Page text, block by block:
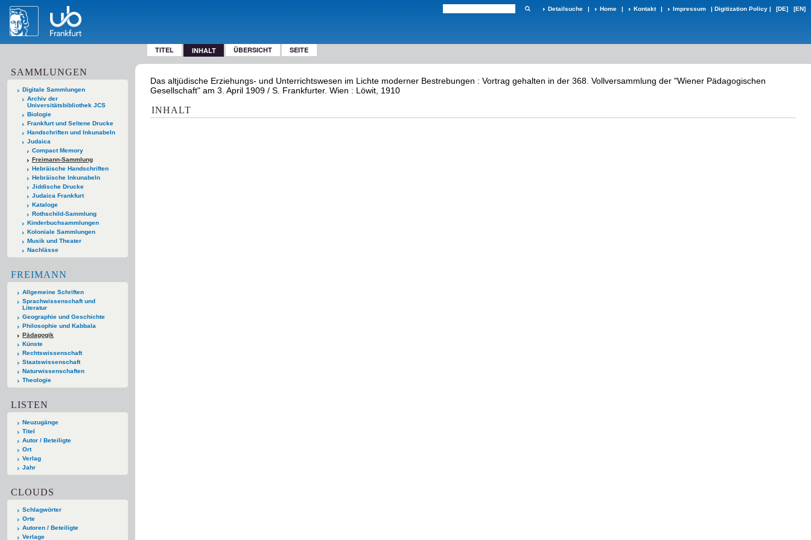
Detailsuche | Home | Kontakt | Impressum | Digitization Policy | [DE] [EN]
TITEL INHALT ÜBERSICHT SEITE
SAMMLUNGEN
Digitale Sammlungen
Archiv der
Universitätsbibliothek JCS
Biologie
Frankfurt und Seltene Drucke
Handschriften und Inkunabeln
Judaica
Compact Memory
Freimann-Sammlung
Hebräische Handschriften
Hebräische Inkunabeln
Jiddische Drucke
Judaica Frankfurt
Kataloge
Rothschild-Sammlung
Kinderbuchsammlungen
Koloniale Sammlungen
Musik und Theater
Nachlässe
FREIMANN
Allgemeine Schriften
Sprachwissenschaft und
Literatur
Geographie und Geschichte
Philosophie und Kabbala
Pädagogik
Künste
Rechtswissenschaft
Staatswissenschaft
Naturwissenschaften
Theologie
LISTEN
Neuzugänge
Titel
Autor / Beteiligte
Ort
Verlag
Jahr
CLOUDS
Schlagwörter
Orte
Autoren / Beteiligte
Verlage
Das altjüdische Erziehungs- und Unterrichtswesen im Lichte moderner Bestrebungen : Vortrag gehalten in der 368. Vollversammlung der "Wiener Pädagogischen
Gesellschaft" am 3. April 1909 / S. Frankfurter. Wien : Löwit, 1910
INHALT